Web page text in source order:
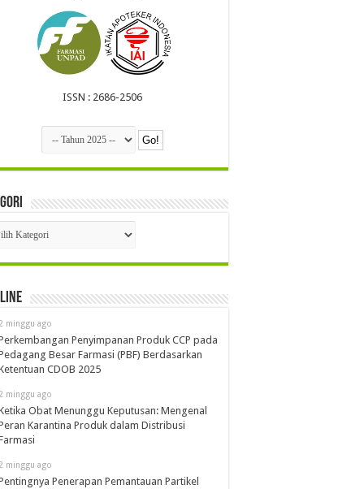
ISSN : 2686-2506
minggu ago
Penyimpanan Produk CCP pada
Besar Farmasi (PBF) Berdasarkan
CDOB 2025
minggu ago
Obat Menunggu Keputusan: Mengenal
Karantina Produk dalam Distribusi
minggu ago
Penerapan Pemantauan Partikel